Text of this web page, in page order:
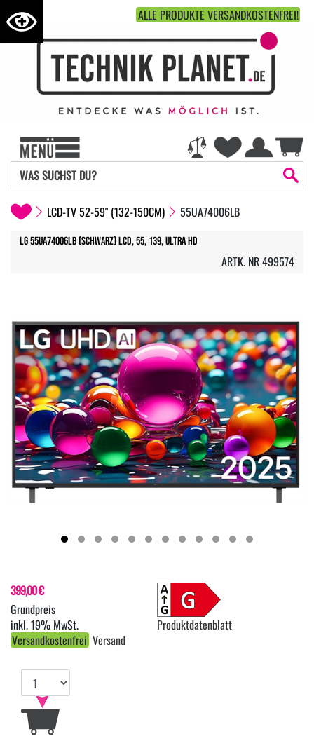
ALLE PRODUKTE VERSANDKOSTENFREI!
LCD-TV 52-59" (132-150CM) 55UA74006LB
LG 55UA74006LB (Schwarz) LCD, 55, 139, Ultra HD
ARTK. NR 499574
399,00 €
inkl. 19% MwSt.
Versandkostenfrei Versand
Produktdatenblatt